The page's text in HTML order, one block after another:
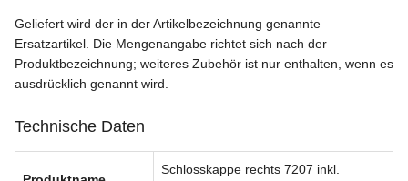
Geliefert wird der in der Artikelbezeichnung genannte
Ersatzartikel. Die Mengenangabe richtet sich nach der
Produktbezeichnung; weiteres Zubehör ist nur enthalten, wenn es
ausdrücklich genannt wird.
Technische Daten
Schlosskappe rechts 7207 inkl.